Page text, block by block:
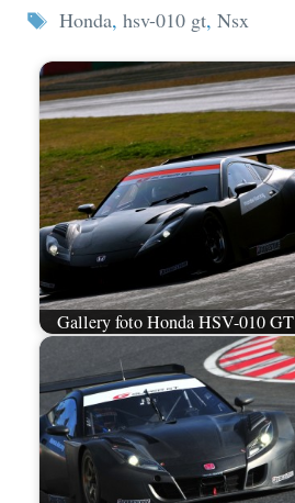
Tag
Honda, hsv-010 gt, Nsx
Gallery foto Honda HSV-010 GT